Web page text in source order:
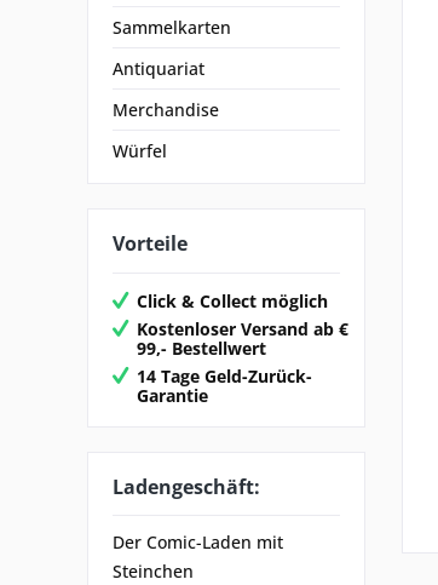
Sammelkarten
Antiquariat
Merchandise
Würfel
Vorteile
Click & Collect möglich
Kostenloser Versand ab €
99,- Bestellwert
14 Tage Geld-Zurück-
Garantie
Ladengeschäft:
Der Comic-Laden mit
Steinchen